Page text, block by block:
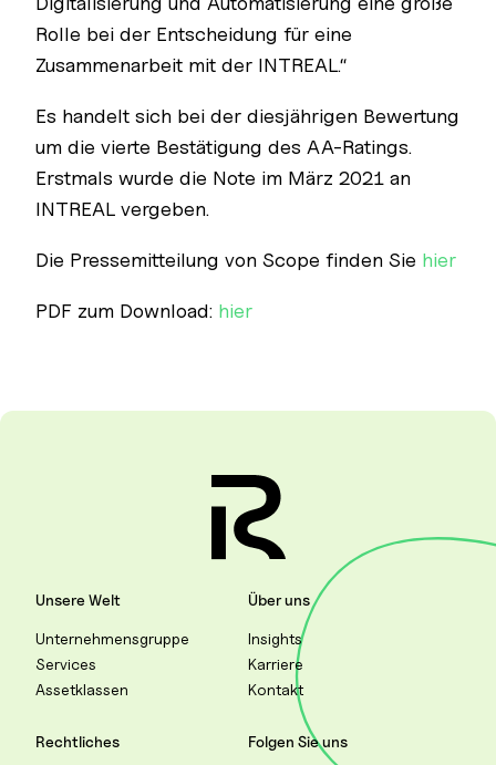
Rolle bei der Entscheidung für eine
Zusammenarbeit mit der INTREAL.“
Es handelt sich bei der diesjährigen Bewertung
um die vierte Bestätigung des AA-Ratings.
Erstmals wurde die Note im März 2021 an
INTREAL vergeben.
Die Pressemitteilung von Scope finden Sie hier
PDF zum Download: hier
Unsere Welt
Unternehmensgruppe
Services
Assetklassen
Über uns
Insights
Karriere
Kontakt
Rechtliches Folgen Sie uns